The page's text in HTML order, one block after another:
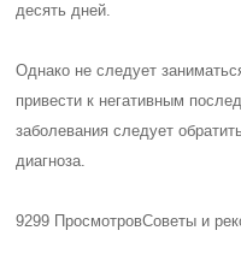
десять дней.
Однако не следует
привести к негативным
заболевания следует
диагноза.
9299 ПросмотровСоветы и